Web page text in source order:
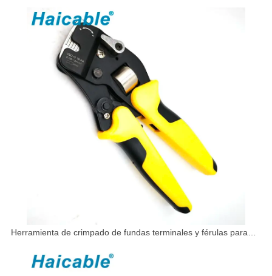
Herramienta de crimpado de fundas terminales y férulas para